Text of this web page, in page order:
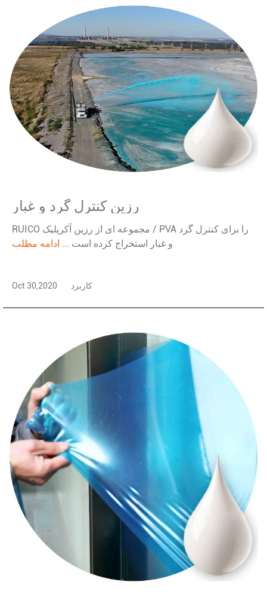
رزین کنترل گرد و غبار
RUICO مجموعه ای از رزین آکریلیک / PVA را برای کنترل گرد
و غبار استخراج کرده است ... ادامه مطلب
Oct 30,2020 کاربرد